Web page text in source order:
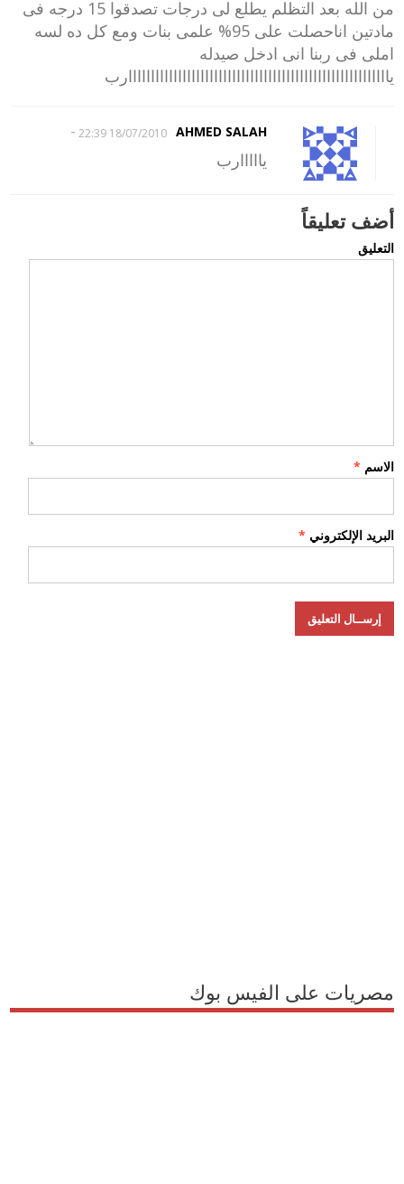
من الله بعد التظلم يطلع لى درجات تصدقوا 15 درجه فى
مادتين اناحصلت على 95% علمى بنات ومع كل ده لسه
املى فى ربنا انى ادخل صيدله
ياااااااااااااااااااااااااااااااااااااااااااااااااااااااااارب
AHMED SALAH
18/07/2010 22:39
-
يااااارب
أضف تعليقاً
التعليق
الاسم *
البريد الإلكتروني *
مصريات على الفيس بوك